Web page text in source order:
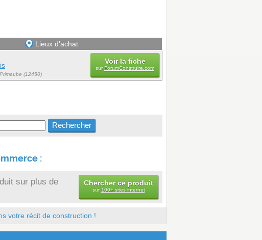
Lieux d'achat
(12450)
Voir la fiche
surForumConstruire.com
:
sur plus de
Chercher ce produit
sur 100+ sites internet
votre récit de construction !